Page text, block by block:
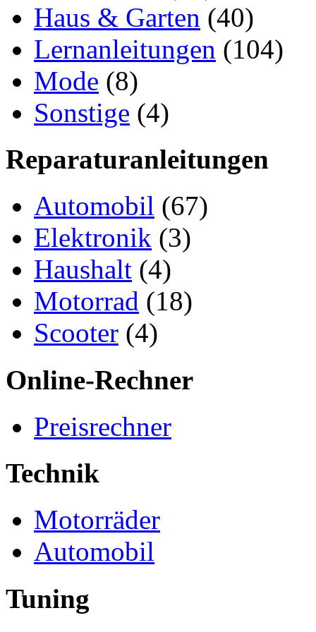
Haus & Garten (40)
Lernanleitungen (104)
Mode (8)
Sonstige (4)
Reparaturanleitungen
Automobil (67)
Elektronik (3)
Haushalt (4)
Motorrad (18)
Scooter (4)
Online-Rechner
Preisrechner
Technik
Motorräder
Automobil
Tuning